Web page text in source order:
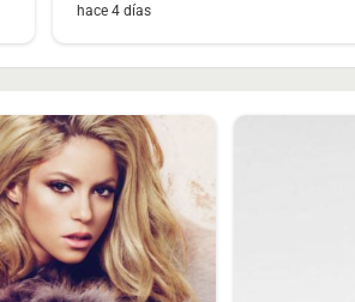
hace 4 días